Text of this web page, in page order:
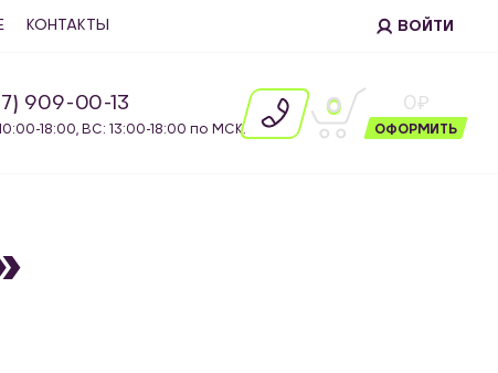
КОНТАКТЫ ВОЙТИ
909-00-13
18:00, ВС: 13:00-18:00 по МСК.
0 0
ОФОРМИТЬ